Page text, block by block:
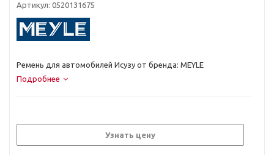
Артикул: 0520131675
Ремень для автомобилей Исузу от бренда: MEYLE
Подробнее
Узнать цену